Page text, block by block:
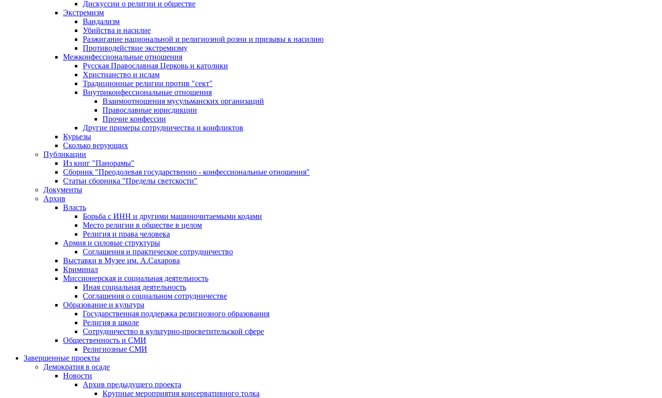
Дискуссии о религии и обществе
Экстремизм
Вандализм
Убийства и насилие
Разжигание национальной и религиозной розни и призывы к насилию
Противодействие экстремизму
Межконфессиональные отношения
Русская Православная Церковь и католики
Христианство и ислам
Традиционные религии против "сект"
Внутриконфессиональные отношения
Взаимоотношения мусульманских организаций
Православные юрисдикции
Прочие конфессии
Другие примеры сотрудничества и конфликтов
Курьезы
Сколько верующих
Публикации
Из книг "Панорамы"
Сборник "Преодолевая государственно - конфессиональные отношения"
Статьи сборника "Пределы светскости"
Документы
Архив
Власть
Борьба с ИНН и другими машиночитаемыми кодами
Место религии в обществе в целом
Религия и права человека
Армия и силовые структуры
Соглашения и практическое сотрудничество
Выставки в Музее им. А.Сахарова
Криминал
Миссионерская и социальная деятельность
Иная социальная деятельность
Соглашения о социальном сотрудничестве
Образование и культура
Государственная поддержка религиозного образования
Религия в школе
Сотрудничество в культурно-просветительской сфере
Общественность и СМИ
Религиозные СМИ
Завершенные проекты
Демократия в осаде
Новости
Архив предыдущего проекта
Крупные мероприятия консервативного толка